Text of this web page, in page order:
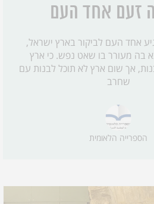
זעם אחד העם
1892 מגיע אחד העם לביקור בארץ ישראל,
בה מעורר בו שאט נפש. כי ארץ
אך שום ארץ לא תוכל לבנות עם
שחרב
הספרייה הלאומית